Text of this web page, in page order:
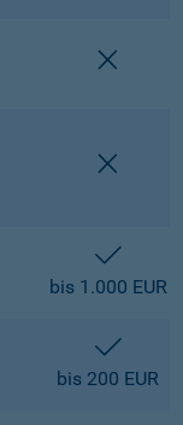
bis 1.000 EUR
bis 200 EUR